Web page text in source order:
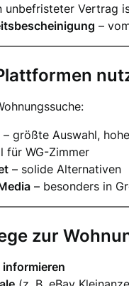
unbefristeter Vertrag
–
– größte Auswahl,
für WG-Zimmer
– solide Alternativen
– besonders in
zur
informieren